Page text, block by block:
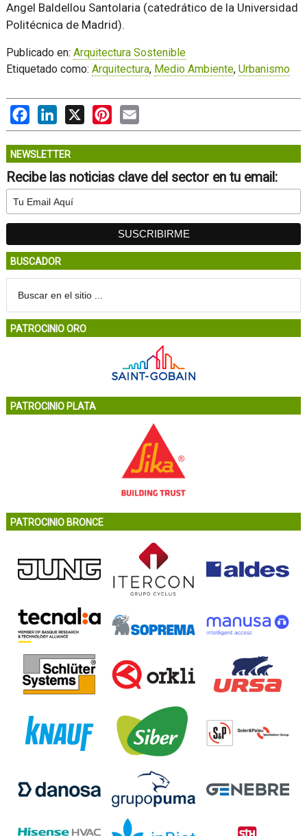
Angel Baldellou Santolaria (catedrático de la Universidad
Politécnica de Madrid).
Publicado en: Arquitectura Sostenible
Etiquetado como: Arquitectura, Medio Ambiente, Urbanismo
FacebookLinkedIn
X PinterestEmail
NEWSLETTER
Recibe las noticias clave del sector en tu email:
BUSCADOR
PATROCINIO ORO
PATROCINIO PLATA
PATROCINIO BRONCE